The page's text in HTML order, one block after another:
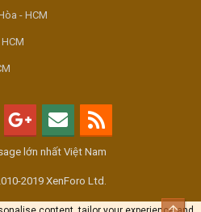
- HCM
lớn nhất Việt Nam
2019 XenForo Ltd.
Top